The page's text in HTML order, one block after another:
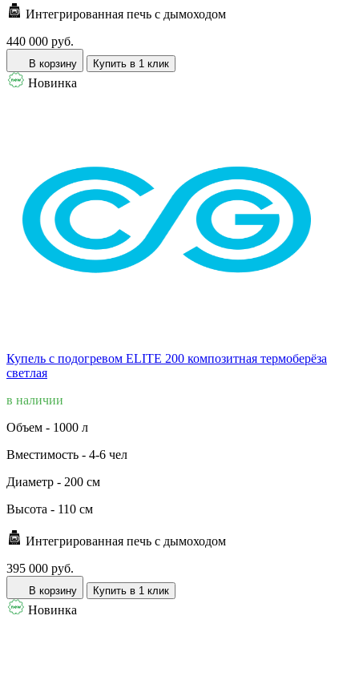
Интегрированная печь с дымоходом
440 000 руб.
В корзину Купить в 1 клик
Новинка
Купель с подогревом ELITE 200 композитная термоберёза
светлая
в наличии
Объем - 1000 л
Вместимость - 4-6 чел
Диаметр - 200 см
Высота - 110 см
Интегрированная печь с дымоходом
395 000 руб.
В корзину Купить в 1 клик
Новинка